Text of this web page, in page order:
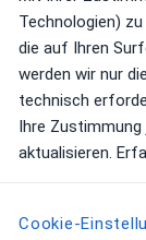
& Diabetologe,
Bewertungen
Google Maps
Technologien)
die auf Ihren
werden wir nur
technisch
Ihre
aktualisieren.
Cookie-